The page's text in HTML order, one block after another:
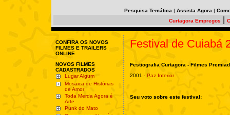
Pesquisa Temática | Assista Agora |
Curtagora Empregos
CONFIRA OS NOVOS
FILMES E TRAILERS
ONLINE
NOVOS FILMES
CADASTRADOS
Lugar Algum
Mosaica de Histórias
de Amor
Toda Merda Agora é
Arte
Punk do Mato
Festival de Cuiabá
Festiografia Curtagora - Filmes
2001 - Paz Interior
Seu voto sobre este festival: